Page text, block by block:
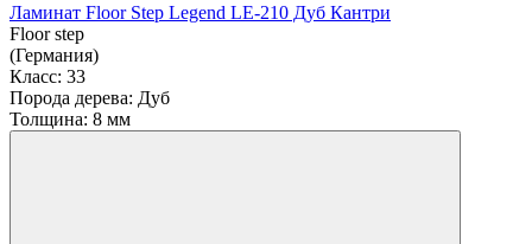
Ламинат Floor Step Legend LE-210 Дуб Кантри
Floor step
(Германия)
Класс: 33
Порода дерева: Дуб
Толщина: 8 мм